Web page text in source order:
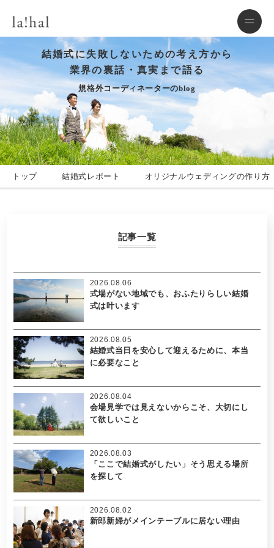
結婚式に失敗しないための考え方から
業界の裏話・真実まで語る
規格外コーディネーターのblog
トップ 結婚式レポート オリジナルウェディングの作り方
記事一覧
式場がない地域でも、おふたりらしい結婚
式は叶います
2026.08.06
結婚式当日を安心して迎えるために、本当
に必要なこと
2026.08.05
会場見学では見えないからこそ、大切にし
て欲しいこと
2026.08.04
「ここで結婚式がしたい」そう思える場所
を探して
2026.08.03
新郎新婦がメインテーブルに居ない理由
2026.08.02